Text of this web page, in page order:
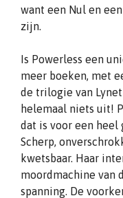
want een Nul en
zijn.
Is Powerless een
meer boeken, met
de trilogie van
helemaal niets uit!
dat is voor een heel
Scherp,
kwetsbaar. Haar
moordmachine van
spanning. De